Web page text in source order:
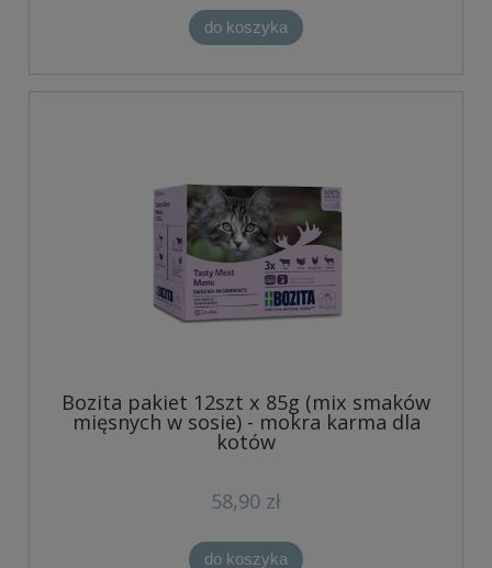
do koszyka
Bozita pakiet 12szt x 85g (mix smaków
mięsnych w sosie) - mokra karma dla
kotów
58,90 zł
do koszyka